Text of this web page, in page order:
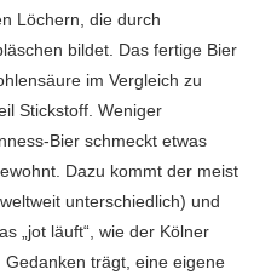
Löchern, die durch
bildet. Das fertige Bier
im Vergleich zu
Stickstoff. Weniger
Bier schmeckt etwas
Dazu kommt der meist
unterschiedlich) und
„jot läuft“, wie der Kölner
trägt, eine eigene